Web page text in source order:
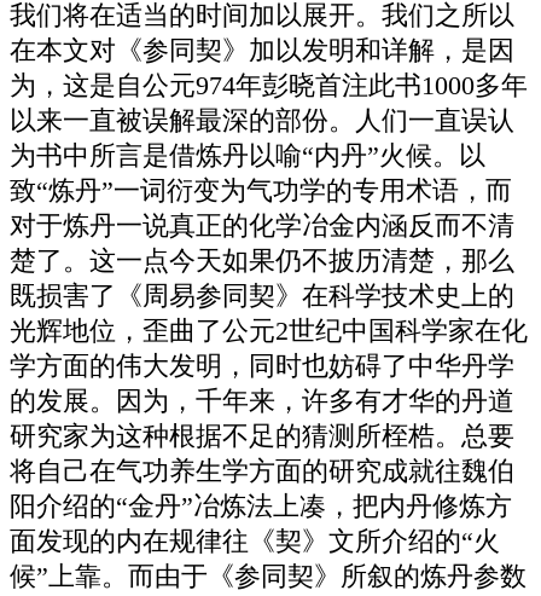
我们将在适当的时间加以展开。我们之所以
在本文对《参同契》加以发明和详解，是因
为，这是自公元974年彭晓首注此书1000多年
以来一直被误解最深的部份。人们一直误认
为书中所言是借炼丹以喻“内丹”火候。以
致“炼丹”一词衍变为气功学的专用术语，而
对于炼丹一说真正的化学冶金内涵反而不清
楚了。这一点今天如果仍不披历清楚，那么
既损害了《周易参同契》在科学技术史上的
光辉地位，歪曲了公元2世纪中国科学家在化
学方面的伟大发明，同时也妨碍了中华丹学
的发展。因为，千年来，许多有才华的丹道
研究家为这种根据不足的猜测所桎梏。总要
将自己在气功养生学方面的研究成就往魏伯
阳介绍的“金丹”冶炼法上凑，把内丹修炼方
面发现的内在规律往《契》文所介绍的“火
候”上靠。而由于《参同契》所叙的炼丹参数